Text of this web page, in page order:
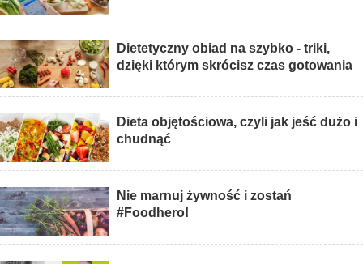
Dietetyczny obiad na szybko - triki,
dzięki którym skrócisz czas gotowania
Dieta objętościowa, czyli jak jeść dużo i
chudnąć
Nie marnuj żywność i zostań
#Foodhero!